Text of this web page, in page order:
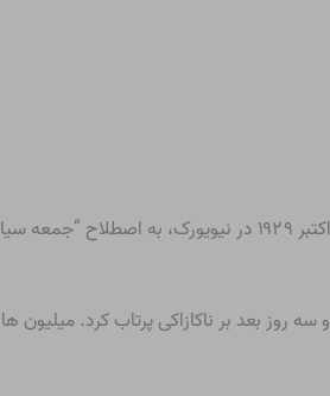
اقتصاد آلمان در دهه ۱۹۲۰ رشد قابل توجهی را تجربه کرد. از سوی دیگر، سقوط
برای افزایش فشار بر ژاپن متخاصم، ایالات متحده بمب اتمی را بر روی هیروشیما در ۶ اوت